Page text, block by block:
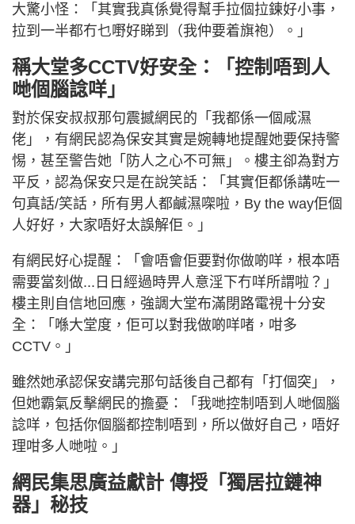
大驚小怪：「其實我真係覺得幫手拉個拉鍊好小事，
拉到一半都冇乜嘢好睇到（我仲要着旗袍）。」
稱大堂多CCTV好安全：「控制唔到人
哋個腦諗咩」
對於保安叔叔那句震撼網民的「我都係一個咸濕
佬」，有網民認為保安其實是婉轉地提醒她要保持警
惕，甚至警告她「防人之心不可無」。樓主卻為對方
平反，認為保安只是在說笑話：「其實佢都係講咗一
句真話/笑話，所有男人都鹹濕㗎啦，By the way佢個
人好好，大家唔好太誤解佢。」
有網民好心提醒：「會唔會佢要對你做啲咩，根本唔
需要當刻做...日日經過時畀人意淫下冇咩所謂啦？」
樓主則自信地回應，強調大堂布滿閉路電視十分安
全：「喺大堂度，佢可以對我做啲咩啫，咁多
CCTV。」
雖然她承認保安講完那句話後自己都有「打個突」，
但她霸氣反擊網民的擔憂：「我哋控制唔到人哋個腦
諗咩，包括你個腦都控制唔到，所以做好自己，唔好
理咁多人哋啦。」
網民集思廣益獻計 傳授「獨居拉鏈神
器」秘技